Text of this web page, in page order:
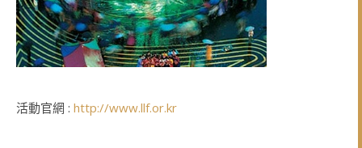
活動官網 : http://www.llf.or.kr